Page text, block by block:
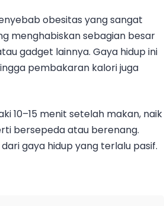
obesitas yang sangat
menghabiskan sebagian besar
gadget lainnya. Gaya hidup ini
pembakaran kalori juga
10–15 menit setelah makan, naik
bersepeda atau berenang.
gaya hidup yang terlalu pasif.